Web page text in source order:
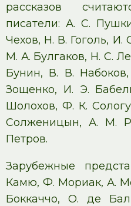
рассказов
писатели: А. С.
Чехов, Н. В. Гоголь, И.
М. А. Булгаков, Н. С.
Бунин, В. В.
Зощенко, И. Э.
Шолохов, Ф. К.
Солженицын, А. М.
Петров.
Зарубежные
Камю, Ф. Мориак, А.
Боккаччо, О. де